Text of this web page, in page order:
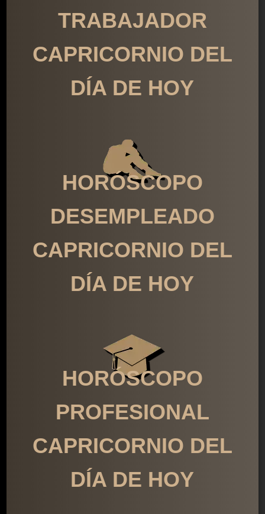
TRABAJADOR
CAPRICORNIO DEL
DÍA DE HOY
HORÓSCOPO
DESEMPLEADO
CAPRICORNIO DEL
DÍA DE HOY
HORÓSCOPO
PROFESIONAL
CAPRICORNIO DEL
DÍA DE HOY